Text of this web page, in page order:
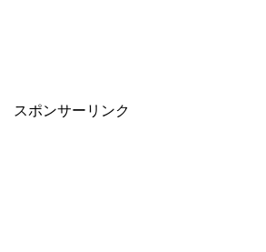
スポンサーリンク